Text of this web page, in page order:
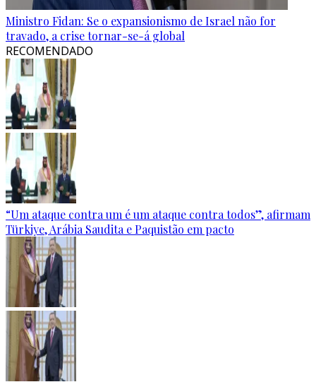
Ministro Fidan: Se o expansionismo de Israel não for
travado, a crise tornar-se-á global
RECOMENDADO
“Um ataque contra um é um ataque contra todos”, afirmam
Türkiye, Arábia Saudita e Paquistão em pacto